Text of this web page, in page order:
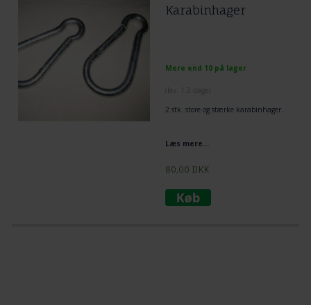
Karabinhager
Mere end 10 på lager
2 stk. store og stærke karabinhager.
Læs mere...
80,00 DKK